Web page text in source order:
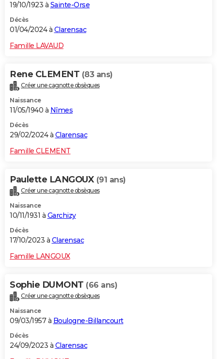
19/10/1923 à Sainte-Orse
Décès
01/04/2024 à Clarensac
Famille LAVAUD
Rene CLEMENT (83 ans)
Créer une cagnotte obsèques
Naissance
11/05/1940 à Nîmes
Décès
29/02/2024 à Clarensac
Famille CLEMENT
Paulette LANGOUX (91 ans)
Créer une cagnotte obsèques
Naissance
10/11/1931 à Garchizy
Décès
17/10/2023 à Clarensac
Famille LANGOUX
Sophie DUMONT (66 ans)
Créer une cagnotte obsèques
Naissance
09/03/1957 à Boulogne-Billancourt
Décès
24/09/2023 à Clarensac